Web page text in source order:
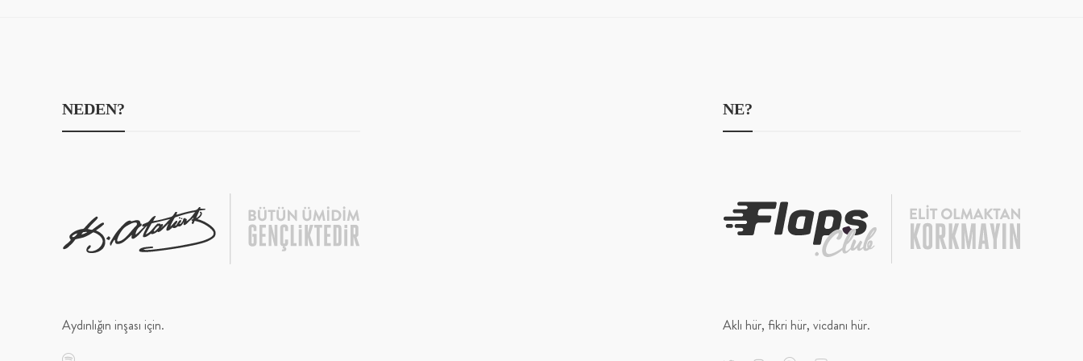
NEDEN?
Aydınlığın inşası için.
NE?
Aklı hür, fikri hür, vicdanı hür.